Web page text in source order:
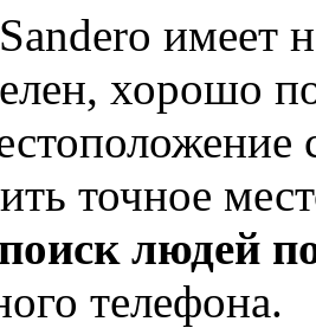
хорошо
точное
поиск людей
телефона.